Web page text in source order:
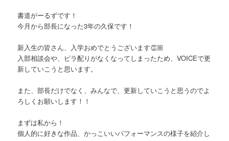
書道がーるずです！
今月から部長になった3年の久保です！
新入生の皆さん、入学おめでとうございます👏🏼
入部相談会や、ビラ配りがなくなってしまったため、VOICEで更
新していこうと思います。
また、部長だけでなく、みんなで、更新していこうと思うのでよ
ろしくお願いします！！
まずは私から！
個人的に好きな作品、かっこいいパフォーマンスの様子を紹介し